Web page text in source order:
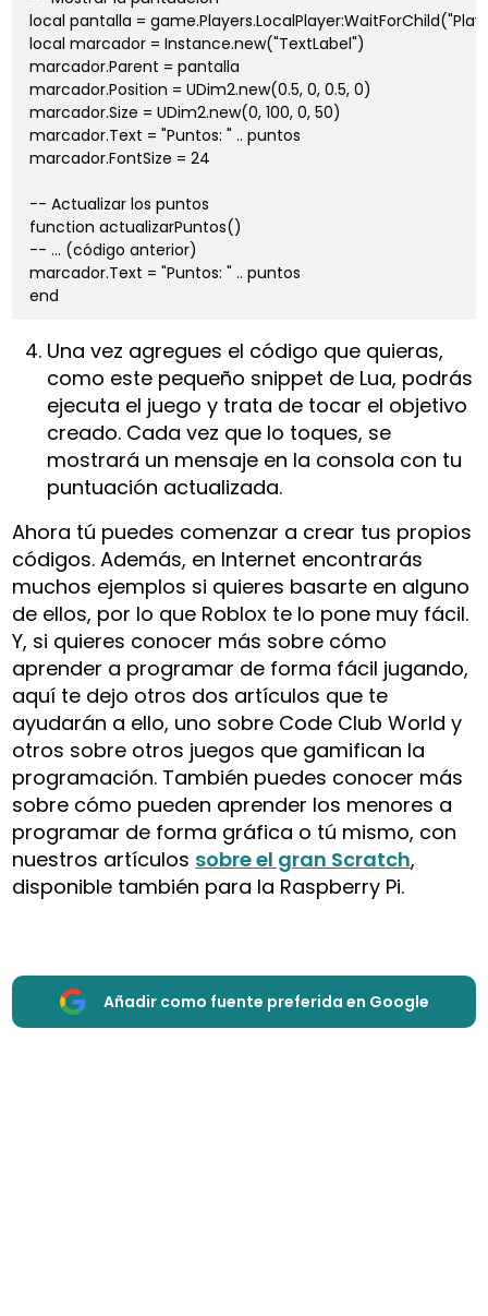
local pantalla =
local marcador = Instance.new("TextLabel")
marcador.Parent = pantalla
marcador.Position = UDim2.new(0.5, 0, 0.5, 0)
marcador.Size = UDim2.new(0, 100, 0, 50)
marcador.Text = "Puntos: " .. puntos
marcador.FontSize = 24
-- Actualizar los puntos
function actualizarPuntos()
-- ... (código anterior)
marcador.Text = "Puntos: " .. puntos
end
Una vez agregues el código que quieras,
como este pequeño snippet de Lua, podrás
ejecuta el juego y trata de tocar el objetivo
creado. Cada vez que lo toques, se
mostrará un mensaje en la consola con tu
puntuación actualizada.
Ahora tú puedes comenzar a crear tus propios
códigos. Además, en Internet encontrarás
muchos ejemplos si quieres basarte en alguno
de ellos, por lo que Roblox te lo pone muy fácil.
Y, si quieres conocer más sobre cómo
aprender a programar de forma fácil jugando,
aquí te dejo otros dos artículos que te
ayudarán a ello, uno sobre Code Club World y
otros sobre otros juegos que gamifican la
programación. También puedes conocer más
sobre cómo pueden aprender los menores a
programar de forma gráfica o tú mismo, con
nuestros artículos sobre el gran Scratch,
disponible también para la Raspberry Pi.
Añadir como fuente preferida en Google